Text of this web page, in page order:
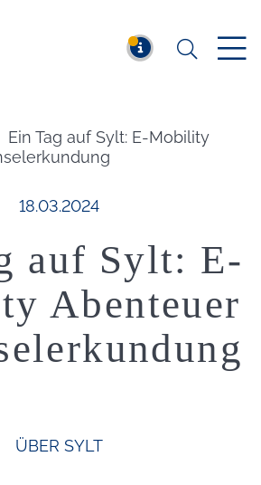
Suchen
Ein Tag auf Sylt: E-Mobility
Veröffentlicht am:
18.03.2024
auf Sylt: E-
Abenteuer
ÜBER SYLT